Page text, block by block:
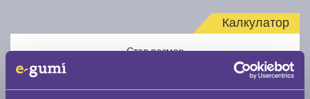
Калкулатор
Стар размер